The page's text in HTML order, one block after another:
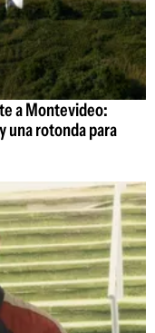
a Montevideo:
una rotonda para